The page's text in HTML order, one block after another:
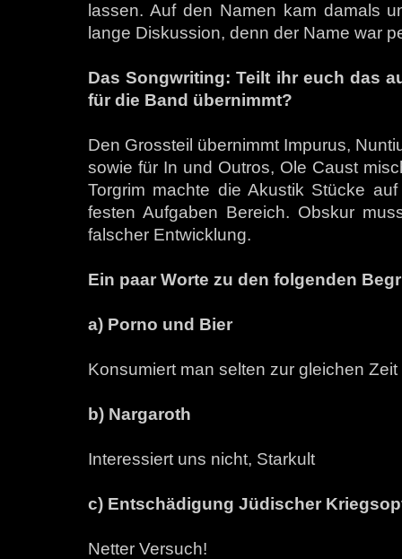
lassen. Auf den Namen kam damals
lange Diskussion, denn der Name war
Das Songwriting: Teilt ihr euch das
für die Band übernimmt?
Den Grossteil übernimmt Impurus,
sowie für In und Outros, Ole Caust
Torgrim machte die Akustik Stücke
festen Aufgaben Bereich. Obskur
falscher Entwicklung.
Ein paar Worte zu den folgenden
a) Porno und Bier
Konsumiert man selten zur gleichen Zeit
b) Nargaroth
Interessiert uns nicht, Starkult
c) Entschädigung Jüdischer
Netter Versuch!